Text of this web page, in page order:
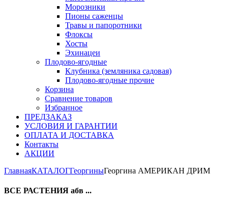
Морозники
Пионы саженцы
Травы и папоротники
Флоксы
Хосты
Эхинацеи
Плодово-ягодные
Клубника (земляника садовая)
Плодово-ягодные прочие
Корзина
Сравнение товаров
Избранное
ПРЕДЗАКАЗ
УСЛОВИЯ И ГАРАНТИИ
ОПЛАТА И ДОСТАВКА
Контакты
АКЦИИ
ГлавнаяКАТАЛОГГеоргиныГеоргина АМЕРИКАН ДРИМ
ВСЕ РАСТЕНИЯ абв ...